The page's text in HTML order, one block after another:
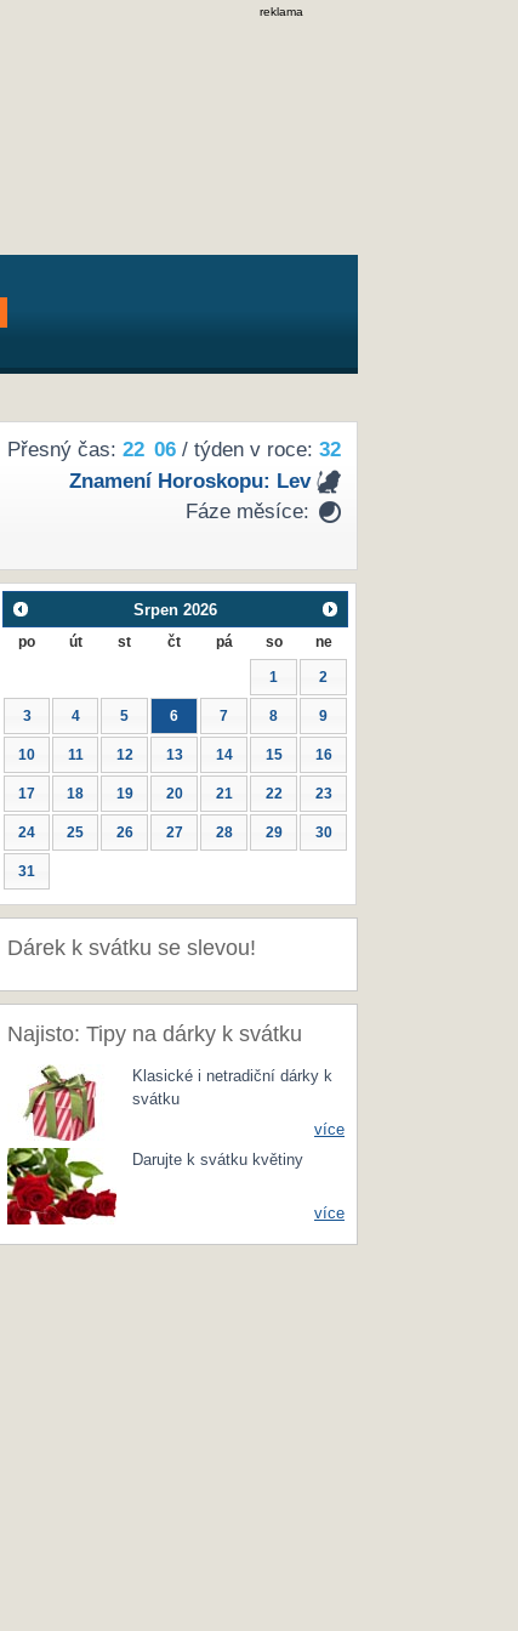
reklama
Přesný čas: 22 06/ týden v roce: 32
Znamení Horoskopu: Lev
Fáze měsíce:
Srpen 2026
po út st čt pá so ne
1 2
3 4 5 6 7 8 9
10 11 12 13 14 15 16
17 18 19 20 21 22 23
24 25 26 27 28 29 30
31
Dárek k svátku se slevou!
Najisto: Tipy na dárky k svátku
Klasické i netradiční dárky k
svátku
více
Darujte k svátku květiny
více